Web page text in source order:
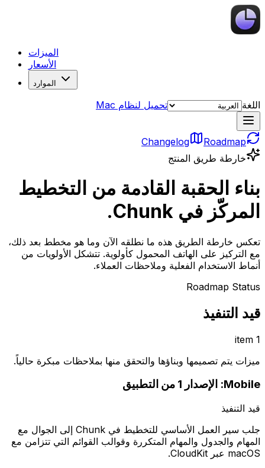
الميزات
الأسعار
الموارد
اللغة تحميل لنظام Mac
Changelog
Roadmap
خارطة طريق المنتج
بناء الحقبة القادمة من التخطيط
المركّز في Chunk.
تعكس خارطة الطريق هذه ما نطلقه الآن وما هو مخطط بعد ذلك،
مع التركيز على الهاتف المحمول كأولوية. تتشكل الأولويات من
أنماط الاستخدام الفعلية وملاحظات العملاء.
Roadmap Status
قيد التنفيذ
1 item
ميزات يتم تصميمها وبناؤها والتحقق منها بملاحظات مبكرة حالياً.
Mobile: الإصدار 1 من التطبيق
قيد التنفيذ
جلب سير العمل الأساسي للتخطيط في Chunk إلى الجوال مع
المهام والجدول والمهام المتكررة وقوالب القوائم التي تتزامن مع
macOS عبر CloudKit.